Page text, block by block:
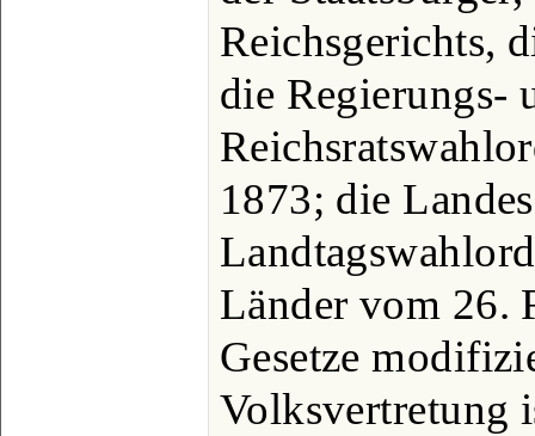
Reichsgerichts,
die Regierungs-
1873; die
Länder vom 26.
Gesetze
Volksvertretung